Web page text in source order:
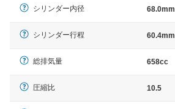
シリンダー内径 68.0mm
シリンダー行程 60.4mm
総排気量 658cc
圧縮比 10.5